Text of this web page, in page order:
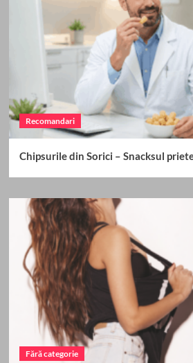
Recomandari
Chipsurile din Sorici – Snacksul
Fără categorie